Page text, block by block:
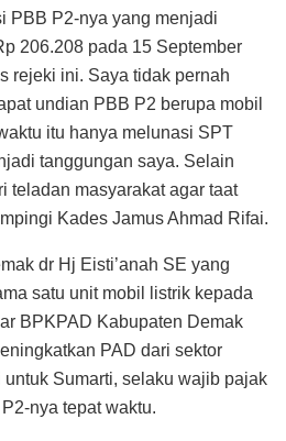
PBB P2-nya yang menjadi
206.208 pada 15 September
rejeki ini. Saya tidak pernah
undian PBB P2 berupa mobil
itu hanya melunasi SPT
tanggungan saya. Selain
teladan masyarakat agar taat
Kades Jamus Ahmad Rifai.
dr Hj Eisti’anah SE yang
satu unit mobil listrik kepada
BPKPAD Kabupaten Demak
PAD dari sektor
Sumarti, selaku wajib pajak
nya tepat waktu.